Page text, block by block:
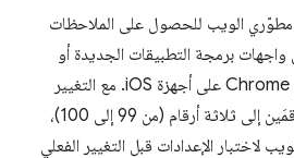
مطوّري الويب للحصول على الملاحظات
واجهات برمجة التطبيقات الجديدة أو
التغييرات في المواصفات في Chrome على أجهزة iOS. مع التغيير
الكبير في علامة الإنجاز من رقمَين إلى ثلاثة أرقام (من 99 إلى 100)،
لاختبار الإعدادات قبل التغيير الفعلي